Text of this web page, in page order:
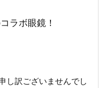
ラボ眼鏡！
し訳ございませんでし